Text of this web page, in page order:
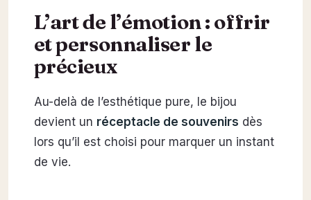
L’art de l’émotion : offrir
et personnaliser le
précieux
Au-delà de l’esthétique pure, le bijou
devient un réceptacle de souvenirs dès
lors qu’il est choisi pour marquer un instant
de vie.